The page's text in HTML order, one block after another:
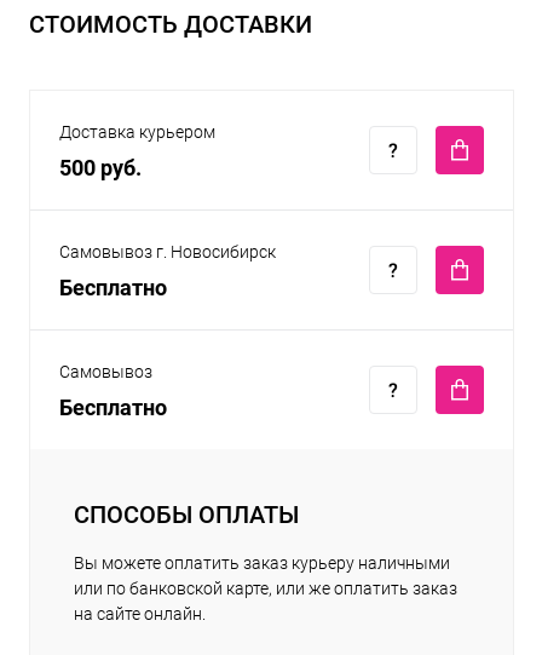
СТОИМОСТЬ ДОСТАВКИ
Доставка курьером
500 руб.
Самовывоз г. Новосибирск
Бесплатно
Самовывоз
Бесплатно
СПОСОБЫ ОПЛАТЫ
Вы можете оплатить заказ курьеру наличными
или по банковской карте, или же оплатить заказ
на сайте онлайн.